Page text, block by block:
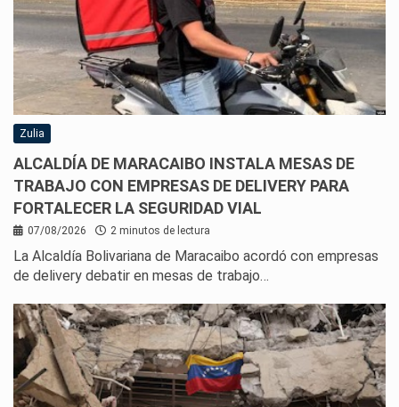
Zulia
ALCALDÍA DE MARACAIBO INSTALA MESAS DE
TRABAJO CON EMPRESAS DE DELIVERY PARA
FORTALECER LA SEGURIDAD VIAL
07/08/2026 2 minutos de lectura
La Alcaldía Bolivariana de Maracaibo acordó con empresas
de delivery debatir en mesas de trabajo…